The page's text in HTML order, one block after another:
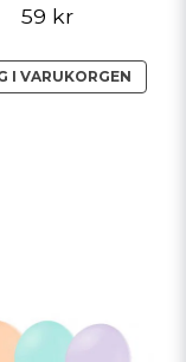
59 kr
I VARUKORGEN